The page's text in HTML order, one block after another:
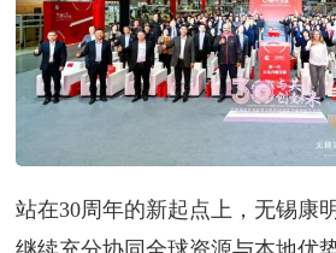
站在30周年的新起点上，无锡康